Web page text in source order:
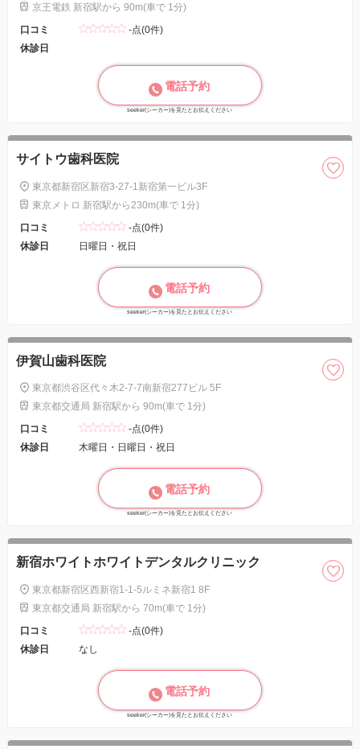
京王電鉄 新宿駅から 90m(車で 1分)
口コミ
-点(0件)
休診日
電話予約
seeker(シーカー)を見たとお伝えください
サイトウ歯科医院
東京都新宿区新宿3-27-1新宿第一ビル3F
東京メトロ 新宿駅から230m(車で 1分)
口コミ
-点(0件)
休診日
日曜日・祝日
電話予約
seeker(シーカー)を見たとお伝えください
伊賀山歯科医院
東京都渋谷区代々木2-7-7南新宿277ビル 5F
東京都交通局 新宿駅から 90m(車で 1分)
口コミ
-点(0件)
休診日
木曜日・日曜日・祝日
電話予約
seeker(シーカー)を見たとお伝えください
新宿ホワイトホワイトデンタルクリニック
東京都新宿区西新宿1-1-5ルミネ新宿1 8F
東京都交通局 新宿駅から 70m(車で 1分)
口コミ
-点(0件)
休診日
なし
電話予約
seeker(シーカー)を見たとお伝えください